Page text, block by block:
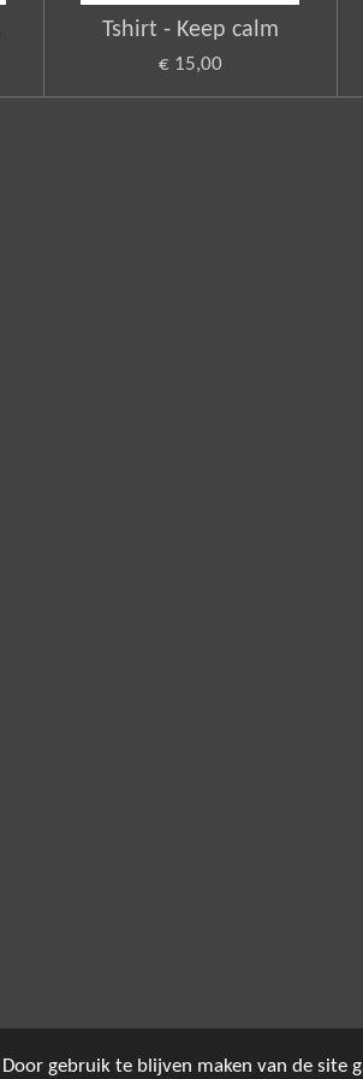
gebruik te blijven maken van de site
Tshirt - Keep calm
€ 15,00